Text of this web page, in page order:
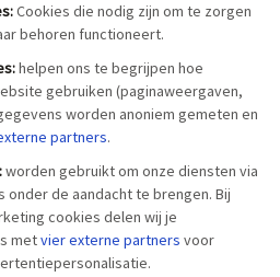
Cookies die nodig zijn om te zorgen
behoren functioneert.
:helpen ons te begrijpen hoe
gebruiken (paginaweergaven,
worden anoniem gemeten en
partners.
:worden gebruikt om onze diensten via
onder de aandacht te brengen. Bij
cookies delen wij je
metvier externe partners voor